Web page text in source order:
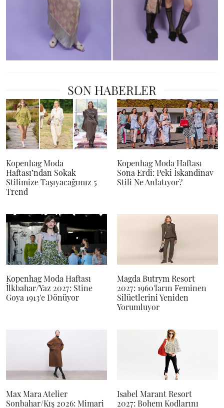
SON HABERLER
Kopenhag Moda
Haftası’ndan Sokak
Stilimize Taşıyacağımız 5
Trend
Kopenhag Moda Haftası
Sona Erdi: Peki İskandinav
Stili Ne Anlatıyor?
Kopenhag Moda Haftası
İlkbahar/Yaz 2027: Stine
Goya 1913'e Dönüyor
Magda Butrym Resort
2027: 1960'ların Feminen
Silüetlerini Yeniden
Yorumluyor
Max Mara Atelier
Sonbahar/Kış 2026: Mimari
Isabel Marant Resort
2027: Bohem Kodlarını